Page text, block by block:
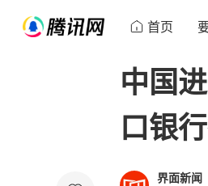
首页
中国
口银
界面新闻